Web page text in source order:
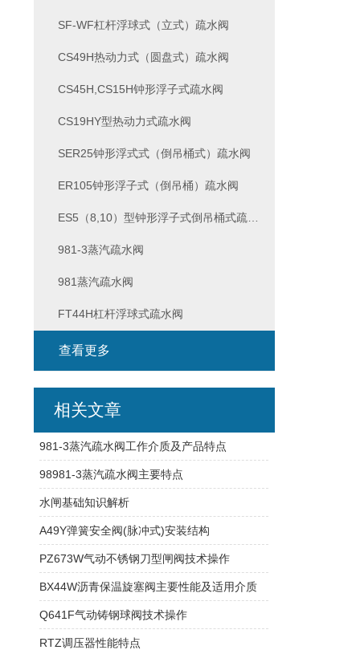
SF-WF杠杆浮球式（立式）疏水阀
CS49H热动力式（圆盘式）疏水阀
CS45H,CS15H钟形浮子式疏水阀
CS19HY型热动力式疏水阀
SER25钟形浮式式（倒吊桶式）疏水阀
ER105钟形浮子式（倒吊桶）疏水阀
ES5（8,10）型钟形浮子式倒吊桶式疏水阀
981-3蒸汽疏水阀
981蒸汽疏水阀
FT44H杠杆浮球式疏水阀
查看更多
相关文章
981-3蒸汽疏水阀工作介质及产品特点
98981-3蒸汽疏水阀主要特点
水闸基础知识解析
A49Y弹簧安全阀(脉冲式)安装结构
PZ673W气动不锈钢刀型闸阀技术操作
BX44W沥青保温旋塞阀主要性能及适用介质
Q641F气动铸钢球阀技术操作
RTZ调压器性能特点